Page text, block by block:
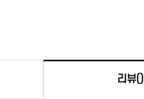
리뷰()